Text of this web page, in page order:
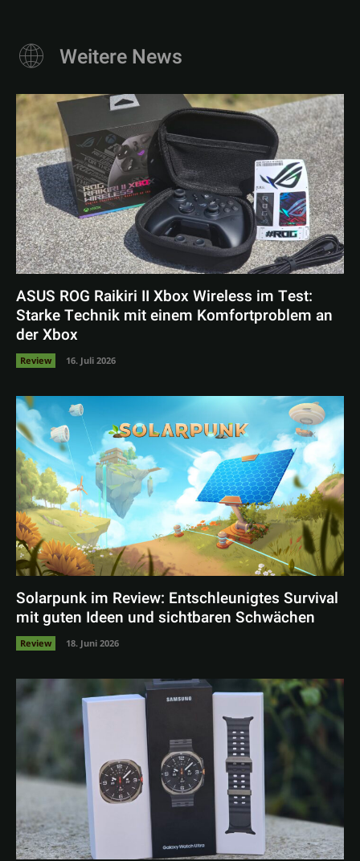
Weitere News
ASUS ROG Raikiri II Xbox Wireless im Test:
Starke Technik mit einem Komfortproblem an
der Xbox
Review 16. Juli 2026
Solarpunk im Review: Entschleunigtes Survival
mit guten Ideen und sichtbaren Schwächen
Review 18. Juni 2026